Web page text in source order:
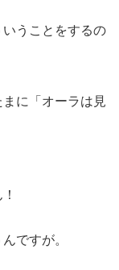
うことをするの
に「オーラは見
ですが。